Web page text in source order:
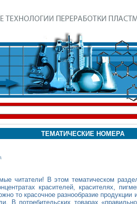
ТЕМАТИЧЕСКИЕ НОМЕРА
читатели! В этом тематическом
красителей, красителях,
то красочное разнообразие
В потребительских товарах